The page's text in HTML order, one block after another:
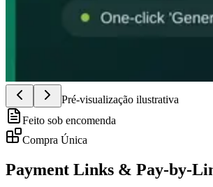
Pré-visualização ilustrativa
Feito sob encomenda
Compra Única
Payment Links & Pay-by-